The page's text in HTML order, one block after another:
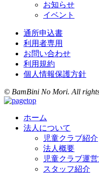
お知らせ
イベント
通所申込書
利用者専用
お問い合わせ
利用規約
個人情報保護方針
© BamBini No Mori. All
ホーム
法人について
児童クラブ紹介
法人概要
児童クラブ運
スタッフ紹介